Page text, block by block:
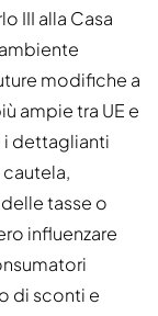
III alla Casa
modifiche a
ampie tra UE e
i dettaglianti
tasse o
influenzare
di sconti e